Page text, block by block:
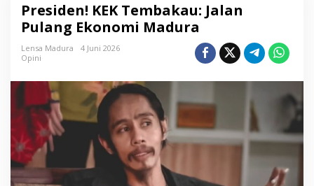
e
s
i
d
!
K
T
e
Presiden! KEK Tembakau: Jalan
Pulang Ekonomi Madura
Lensa Madura
4 Juni 2026
Opini